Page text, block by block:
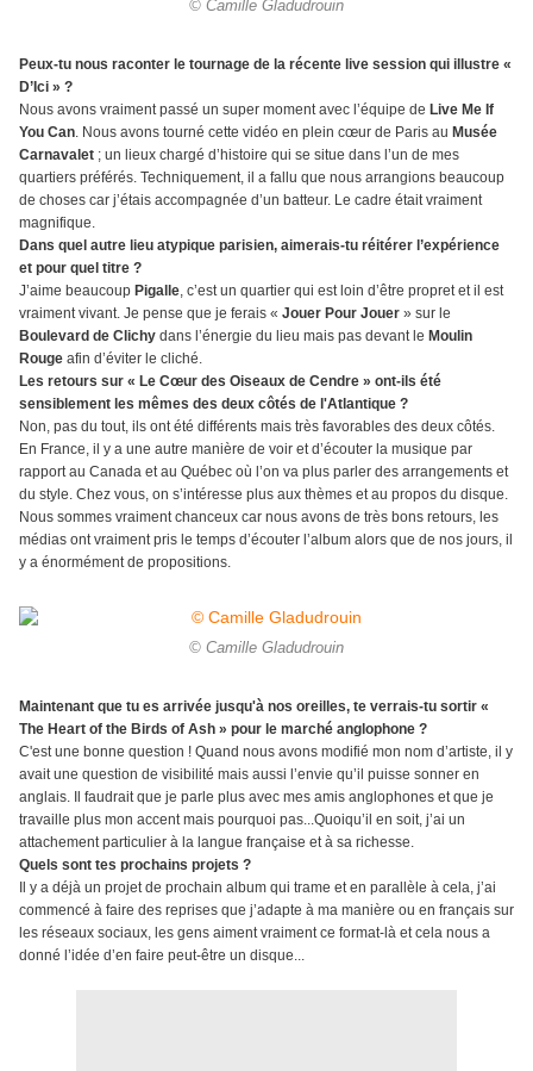
© Camille Gladudrouin
Peux-tu nous raconter le tournage de la récente live session qui illustre «
D’Ici » ?
Nous avons vraiment passé un super moment avec l’équipe de Live Me If
You Can. Nous avons tourné cette vidéo en plein cœur de Paris au Musée
Carnavalet ; un lieux chargé d’histoire qui se situe dans l’un de mes
quartiers préférés. Techniquement, il a fallu que nous arrangions beaucoup
de choses car j’étais accompagnée d’un batteur. Le cadre était vraiment
magnifique.
Dans quel autre lieu atypique parisien, aimerais-tu réitérer l’expérience
et pour quel titre ?
J’aime beaucoup Pigalle, c’est un quartier qui est loin d’être propret et il est
vraiment vivant. Je pense que je ferais « Jouer Pour Jouer » sur le
Boulevard de Clichy dans l’énergie du lieu mais pas devant le Moulin
Rouge afin d’éviter le cliché.
Les retours sur « Le Cœur des Oiseaux de Cendre » ont-ils été
sensiblement les mêmes des deux côtés de l'Atlantique ?
Non, pas du tout, ils ont été différents mais très favorables des deux côtés.
En France, il y a une autre manière de voir et d’écouter la musique par
rapport au Canada et au Québec où l’on va plus parler des arrangements et
du style. Chez vous, on s’intéresse plus aux thèmes et au propos du disque.
Nous sommes vraiment chanceux car nous avons de très bons retours, les
médias ont vraiment pris le temps d’écouter l’album alors que de nos jours, il
y a énormément de propositions.
© Camille Gladudrouin
Maintenant que tu es arrivée jusqu'à nos oreilles, te verrais-tu sortir «
The Heart of the Birds of Ash » pour le marché anglophone ?
C'est une bonne question ! Quand nous avons modifié mon nom d’artiste, il y
avait une question de visibilité mais aussi l’envie qu’il puisse sonner en
anglais. Il faudrait que je parle plus avec mes amis anglophones et que je
travaille plus mon accent mais pourquoi pas...Quoiqu’il en soit, j’ai un
attachement particulier à la langue française et à sa richesse.
Quels sont tes prochains projets ?
Il y a déjà un projet de prochain album qui trame et en parallèle à cela, j’ai
commencé à faire des reprises que j’adapte à ma manière ou en français sur
les réseaux sociaux, les gens aiment vraiment ce format-là et cela nous a
donné l’idée d’en faire peut-être un disque...